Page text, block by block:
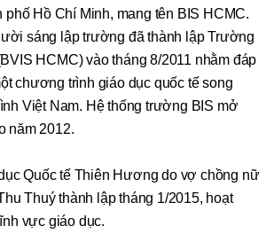
phố Hồ Chí Minh, mang tên BIS HCMC.
sáng lập trường đã thành lập Trường
HCMC) vào tháng 8/2011 nhằm đáp
chương trình giáo dục quốc tế song
Việt Nam. Hệ thống trường BIS mở
năm 2012.
Quốc tế Thiên Hương do vợ chồng nữ
Thuý thành lập tháng 1/2015, hoạt
vực giáo dục.